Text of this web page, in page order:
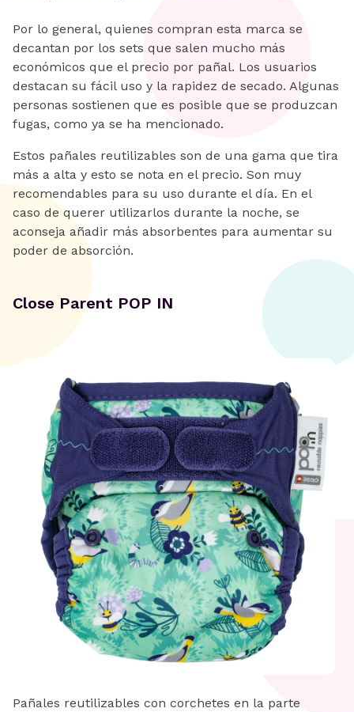
Por lo general, quienes compran esta marca se
decantan por los sets que salen mucho más
económicos que el precio por pañal. Los usuarios
destacan su fácil uso y la rapidez de secado. Algunas
personas sostienen que es posible que se produzcan
fugas, como ya se ha mencionado.
Estos pañales reutilizables son de una gama que tira
más a alta y esto se nota en el precio. Son muy
recomendables para su uso durante el día. En el
caso de querer utilizarlos durante la noche, se
aconseja añadir más absorbentes para aumentar su
poder de absorción.
Close Parent POP IN
Pañales reutilizables con corchetes en la parte